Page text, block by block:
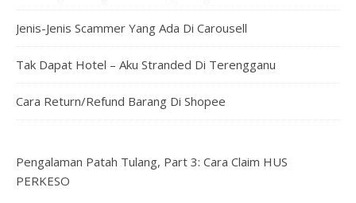
Jenis-Jenis Scammer Yang Ada Di Carousell
Tak Dapat Hotel – Aku Stranded Di Terengganu
Cara Return/Refund Barang Di Shopee
Pengalaman Patah Tulang, Part 3: Cara Claim HUS
PERKESO